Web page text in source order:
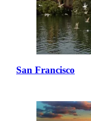
San Francisco